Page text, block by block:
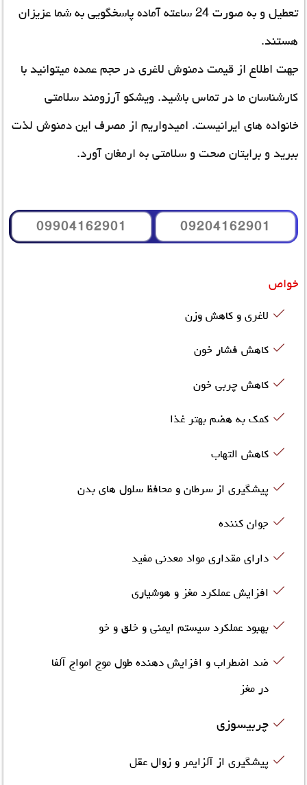
تعطیل و به صورت 24 ساعته آماده پاسخگویی به شما عزیزان
هستند.
جهت اطلاع از قیمت دمنوش لاغری در حجم عمده میتوانید با
کارشناسان ما در تماس باشید. ویشکو آرزومند سلامتی
خانواده های ایرانیست. امیدواریم از مصرف این دمنوش لذت
ببرید و برایتان صحت و سلامتی به ارمغان آورد.
09204162901
09904162901
خواص
لاغری و کاهش وزن
کاهش فشار خون
کاهش چربی خون
کمک به هضم بهتر غذا
کاهش التهاب
پیشگیری از سرطان و محافظ سلول های بدن
جوان کننده
دارای مقداری مواد معدنی مفید
افزایش عملکرد مغز و هوشیاری
بهبود عملکرد سیستم ایمنی و خلق و خو
ضد اضطراب و افزایش دهنده طول موج امواج آلفا
در مغز
چربیسوزی
پیشگیری از آلزایمر و زوال عقل